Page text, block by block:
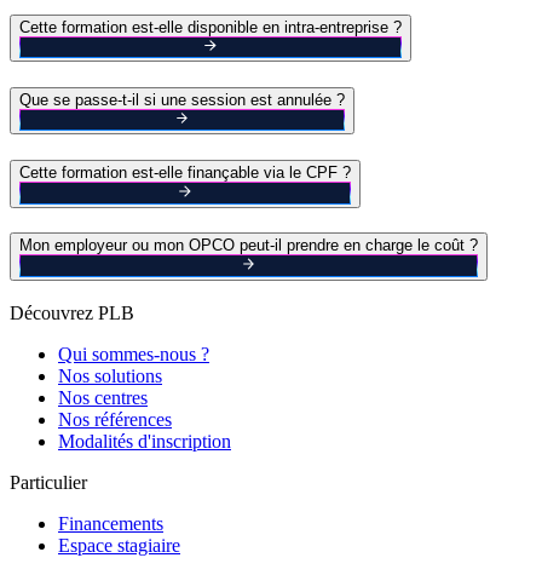
Cette formation est-elle disponible en intra-entreprise ?
Que se passe-t-il si une session est annulée ?
Cette formation est-elle finançable via le CPF ?
Mon employeur ou mon OPCO peut-il prendre en charge le coût ?
Découvrez PLB
Qui sommes-nous ?
Nos solutions
Nos centres
Nos références
Modalités d'inscription
Particulier
Financements
Espace stagiaire